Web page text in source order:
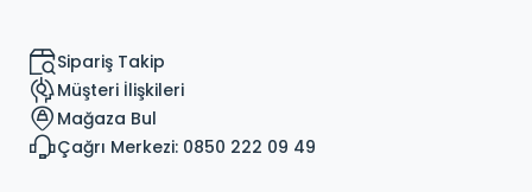
Sipariş Takip
Müşteri İlişkileri
Mağaza Bul
Çağrı Merkezi: 0850 222 09 49